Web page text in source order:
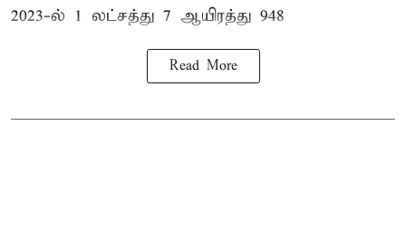
2023-ல் 1 லட்சத்து 7 ஆயிரத்து 948
Read More